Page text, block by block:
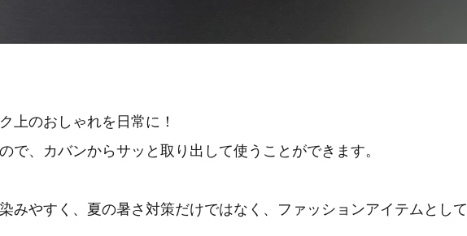
上のおしゃれを日常に！
で、カバンからサッと取り出して使うことができます。
みやすく、夏の暑さ対策だけではなく、ファッションアイテムとして